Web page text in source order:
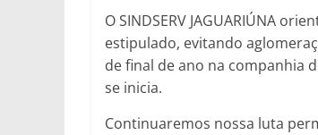
O SINDSERV JAGUARIÚNA
estipulado, evitando
de final de ano na companhia
se inicia.
Continuaremos nossa luta